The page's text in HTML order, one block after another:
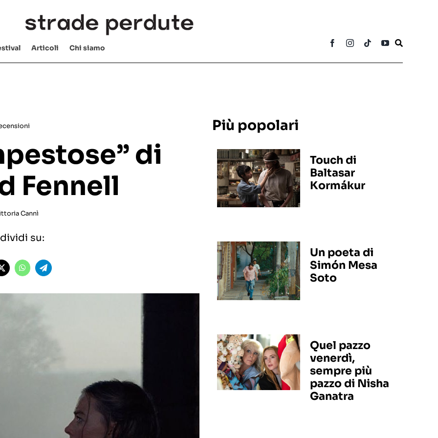
Articoli Chi siamo
di
Fennell
Cannì
su:
Più popolari
Touch di
Baltasar
Kormákur
Un poeta di
Simón Mesa
Soto
Quel pazzo
venerdì,
sempre più
pazzo di Nisha
Ganatra